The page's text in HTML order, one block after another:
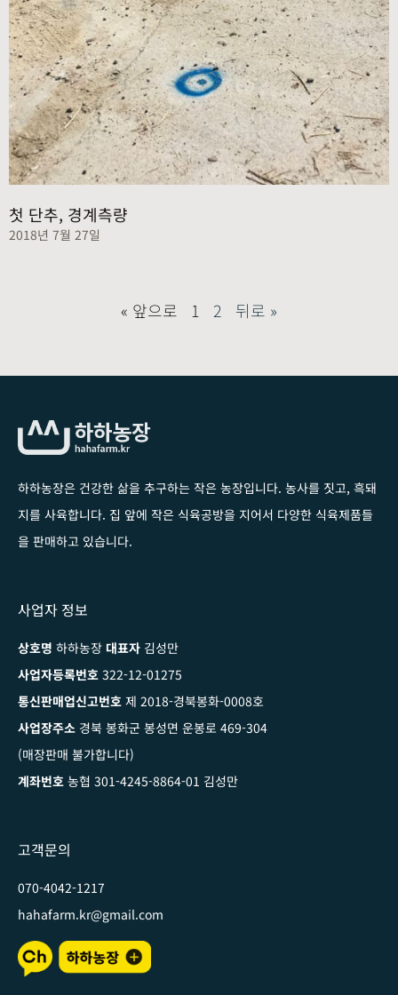
첫 단추, 경계측량
2018년 7월 27일
« 앞으로 1 2 뒤로 »
하하농장은 건강한 삶을 추구하는 작은 농장입니다. 농사를 짓고, 흑돼
지를 사육합니다. 집 앞에 작은 식육공방을 지어서 다양한 식육제품들
을 판매하고 있습니다.
사업자 정보
상호명 하하농장 대표자 김성만
사업자등록번호 322-12-01275
통신판매업신고번호 제 2018-경북봉화-0008호
사업장주소 경북 봉화군 봉성면 운봉로 469-304
(매장판매 불가합니다)
계좌번호 농협 301-4245-8864-01 김성만
고객문의
070-4042-1217
hahafarm.kr@gmail.com